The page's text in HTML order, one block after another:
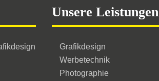
Unsere Leistungen
Grafikdesign
Werbetechnik
Photographie